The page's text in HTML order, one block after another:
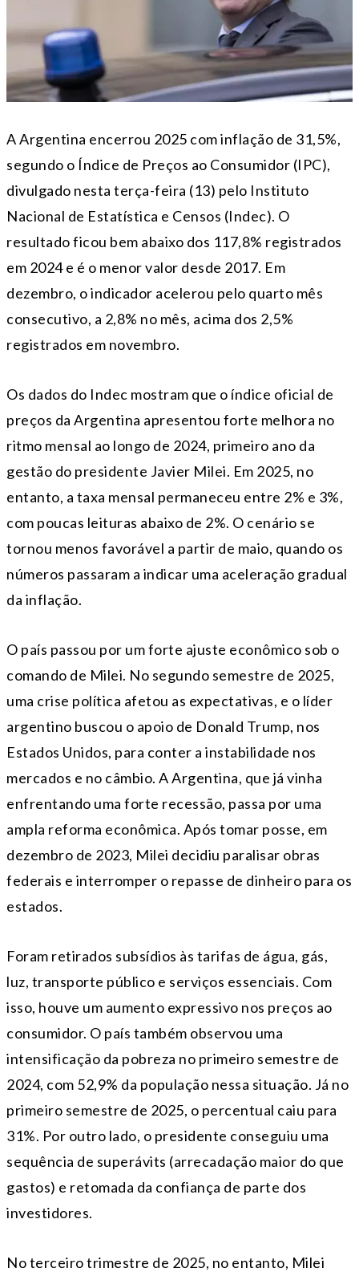
A Argentina encerrou 2025 com inflação de 31,5%,
segundo o Índice de Preços ao Consumidor (IPC),
divulgado nesta terça-feira (13) pelo Instituto
Nacional de Estatística e Censos (Indec). O
resultado ficou bem abaixo dos 117,8% registrados
em 2024 e é o menor valor desde 2017. Em
dezembro, o indicador acelerou pelo quarto mês
consecutivo, a 2,8% no mês, acima dos 2,5%
registrados em novembro.
Os dados do Indec mostram que o índice oficial de
preços da Argentina apresentou forte melhora no
ritmo mensal ao longo de 2024, primeiro ano da
gestão do presidente Javier Milei. Em 2025, no
entanto, a taxa mensal permaneceu entre 2% e 3%,
com poucas leituras abaixo de 2%. O cenário se
tornou menos favorável a partir de maio, quando os
números passaram a indicar uma aceleração gradual
da inflação.
O país passou por um forte ajuste econômico sob o
comando de Milei. No segundo semestre de 2025,
uma crise política afetou as expectativas, e o líder
argentino buscou o apoio de Donald Trump, nos
Estados Unidos, para conter a instabilidade nos
mercados e no câmbio. A Argentina, que já vinha
enfrentando uma forte recessão, passa por uma
ampla reforma econômica. Após tomar posse, em
dezembro de 2023, Milei decidiu paralisar obras
federais e interromper o repasse de dinheiro para os
estados.
Foram retirados subsídios às tarifas de água, gás,
luz, transporte público e serviços essenciais. Com
isso, houve um aumento expressivo nos preços ao
consumidor. O país também observou uma
intensificação da pobreza no primeiro semestre de
2024, com 52,9% da população nessa situação. Já no
primeiro semestre de 2025, o percentual caiu para
31%. Por outro lado, o presidente conseguiu uma
sequência de superávits (arrecadação maior do que
gastos) e retomada da confiança de parte dos
investidores.
No terceiro trimestre de 2025, no entanto, Milei